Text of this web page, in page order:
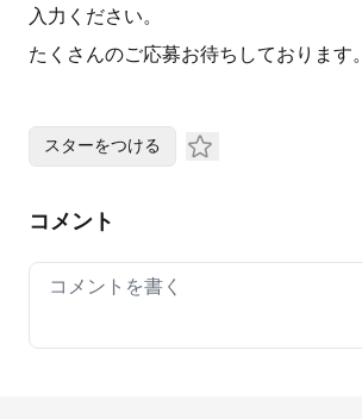
入力ください。
たくさんのご応募お待ちしております。
スターをつける
コメント
Your comment